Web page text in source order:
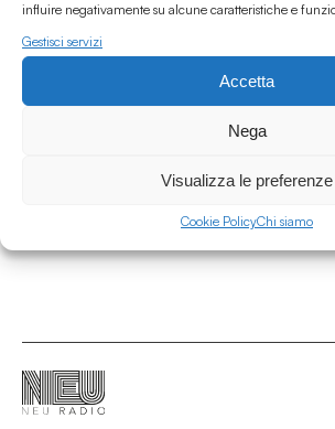
influire negativamente su alcune caratteristiche e
Gestisci servizi
Accetta
Nega
Visualizza le preferenze
Cookie PolicyChi siamo
Global Tavor 2020 07 05
/Politics/Satire